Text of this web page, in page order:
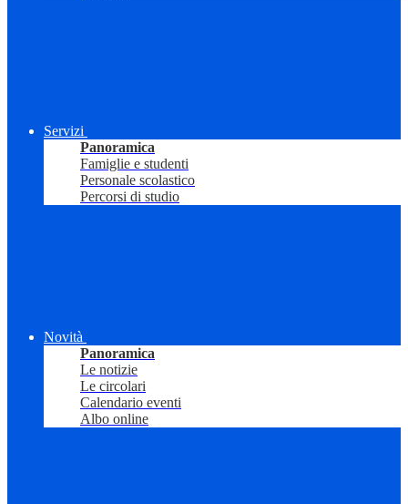
Servizi
Panoramica
Famiglie e studenti
Personale scolastico
Percorsi di studio
Novità
Panoramica
Le notizie
Le circolari
Calendario eventi
Albo online